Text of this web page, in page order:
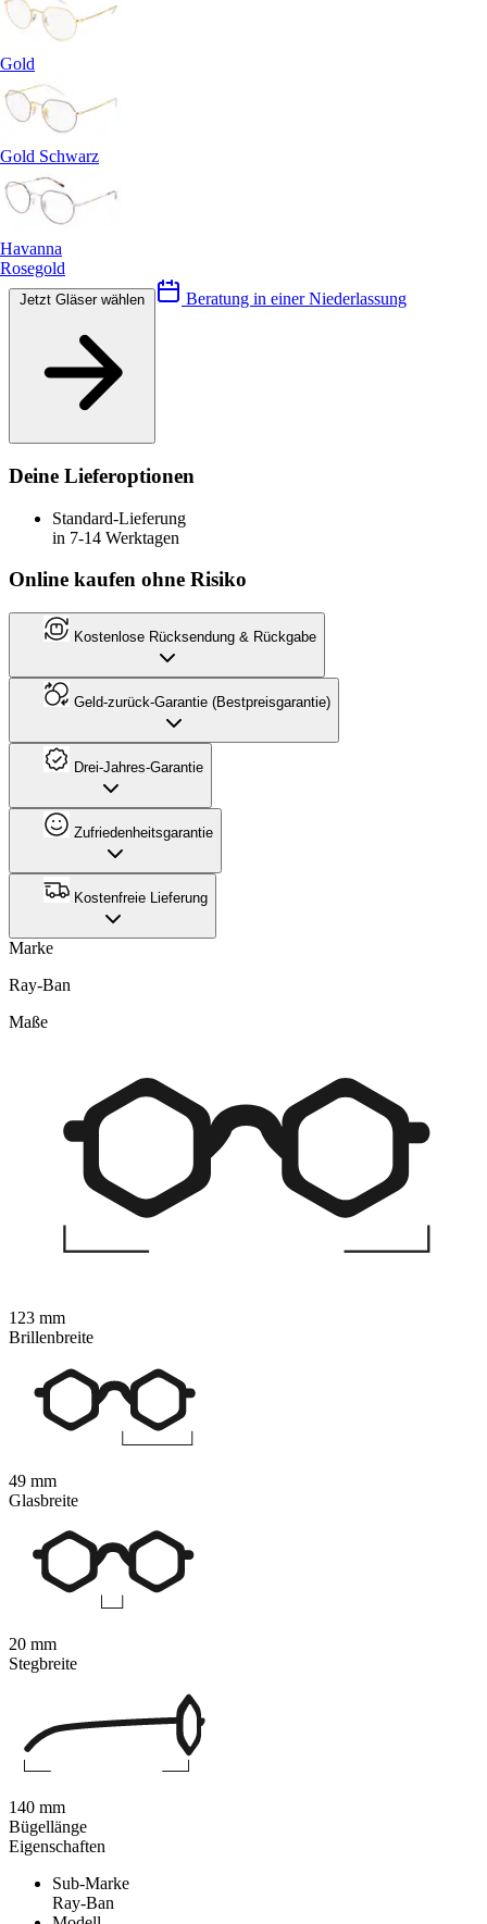
Gold
Gold Schwarz
Havanna
Rosegold
Beratung in einer Niederlassung
Deine Lieferoptionen
Standard-Lieferung
in 7-14 Werktagen
Online kaufen ohne Risiko
Kostenlose Rücksendung & Rückgabe
Geld-zurück-Garantie (Bestpreisgarantie)
Drei-Jahres-Garantie
Zufriedenheitsgarantie
Kostenfreie Lieferung
Marke
Ray-Ban
Eigenschaften
Sub-Marke
Ray-Ban
Maße
123 mm
Brillenbreite
49 mm
Glasbreite
20 mm
Stegbreite
140 mm
Bügellänge